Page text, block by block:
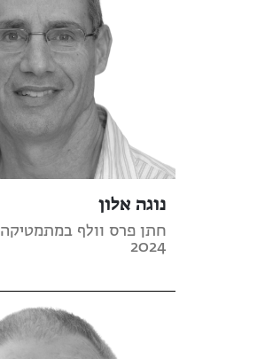
נוגה אלון
חתן פרס וולף במתמטיקה
2024